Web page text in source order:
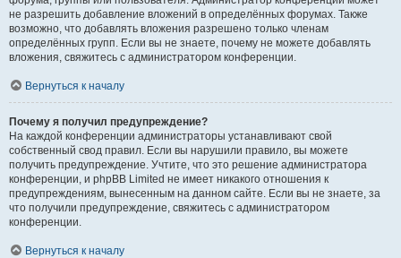
не разрешить добавление вложений в определённых форумах. Также
возможно, что добавлять вложения разрешено только членам
определённых групп. Если вы не знаете, почему не можете добавлять
вложения, свяжитесь с администратором конференции.
Вернуться к началу
Почему я получил предупреждение?
На каждой конференции администраторы устанавливают свой
собственный свод правил. Если вы нарушили правило, вы можете
получить предупреждение. Учтите, что это решение администратора
конференции, и phpBB Limited не имеет никакого отношения к
предупреждениям, вынесенным на данном сайте. Если вы не знаете, за
что получили предупреждение, свяжитесь с администратором
конференции.
Вернуться к началу